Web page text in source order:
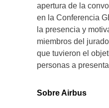
apertura de la
en la Conferencia
la presencia y
miembros del
que tuvieron el
personas a
Sobre Airbus